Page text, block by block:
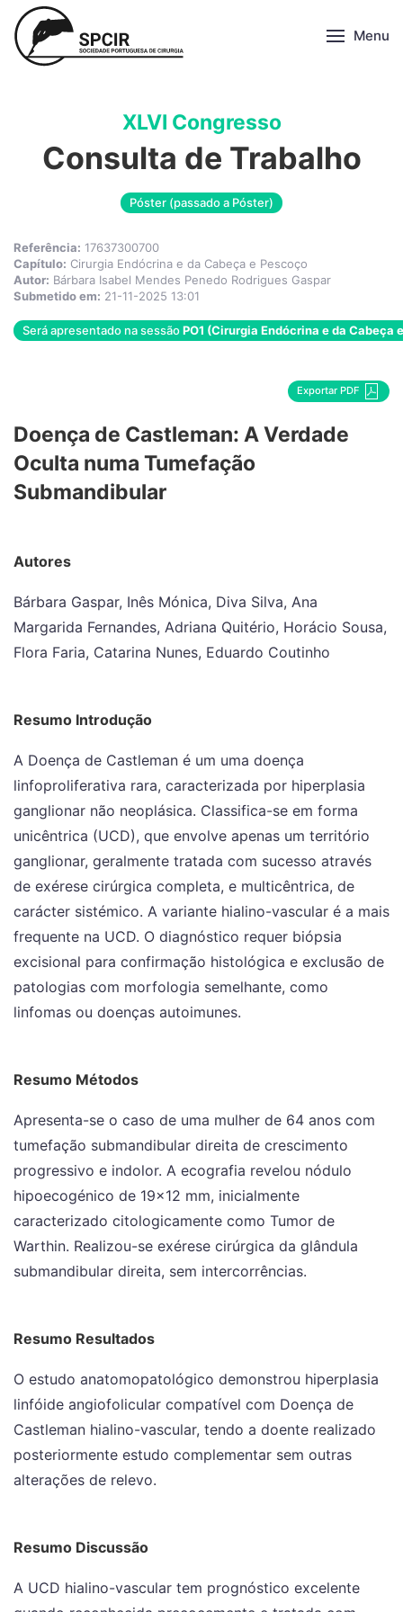
Menu
XLVI Congresso
Consulta de Trabalho
Póster (passado a Póster)
Referência: 17637300700
Capítulo: Cirurgia Endócrina e da Cabeça e Pescoço
Autor: Bárbara Isabel Mendes Penedo Rodrigues Gaspar
Submetido em: 21-11-2025 13:01
Será apresentado na sessãoPO1 (Cirurgia Endócrina e da Cabeça
Exportar PDF
Doença de Castleman: A Verdade
Oculta numa Tumefação
Submandibular
Autores
Bárbara Gaspar, Inês Mónica, Diva Silva, Ana
Margarida Fernandes, Adriana Quitério, Horácio Sousa,
Flora Faria, Catarina Nunes, Eduardo Coutinho
Resumo Introdução
A Doença de Castleman é um uma doença
linfoproliferativa rara, caracterizada por hiperplasia
ganglionar não neoplásica. Classifica-se em forma
unicêntrica (UCD), que envolve apenas um território
ganglionar, geralmente tratada com sucesso através
de exérese cirúrgica completa, e multicêntrica, de
carácter sistémico. A variante hialino-vascular é a mais
frequente na UCD. O diagnóstico requer biópsia
excisional para confirmação histológica e exclusão de
patologias com morfologia semelhante, como
linfomas ou doenças autoimunes.
Resumo Métodos
Apresenta-se o caso de uma mulher de 64 anos com
tumefação submandibular direita de crescimento
progressivo e indolor. A ecografia revelou nódulo
hipoecogénico de 19×12 mm, inicialmente
caracterizado citologicamente como Tumor de
Warthin. Realizou-se exérese cirúrgica da glândula
submandibular direita, sem intercorrências.
Resumo Resultados
O estudo anatomopatológico demonstrou hiperplasia
linfóide angiofolicular compatível com Doença de
Castleman hialino-vascular, tendo a doente realizado
posteriormente estudo complementar sem outras
alterações de relevo.
Resumo Discussão
A UCD hialino-vascular tem prognóstico excelente